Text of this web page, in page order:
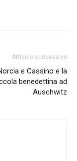
Articolo successivo
e Cassino e la
benedettina ad
Auschwitz